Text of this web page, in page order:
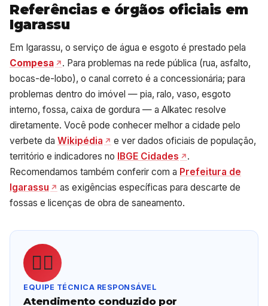
Referências e órgãos oficiais em
Igarassu
Em Igarassu, o serviço de água e esgoto é prestado pela
Compesa
. Para problemas na rede pública (rua, asfalto,
bocas-de-lobo), o canal correto é a concessionária; para
problemas dentro do imóvel — pia, ralo, vaso, esgoto
interno, fossa, caixa de gordura — a Alkatec resolve
diretamente. Você pode conhecer melhor a cidade pelo
verbete da Wikipédia
e ver dados oficiais de população,
território e indicadores no IBGE Cidades
.
Recomendamos também conferir com a Prefeitura de
Igarassu
as exigências específicas para descarte de
fossas e licenças de obra de saneamento.
👷‍♂️
EQUIPE TÉCNICA RESPONSÁVEL
Atendimento conduzido por